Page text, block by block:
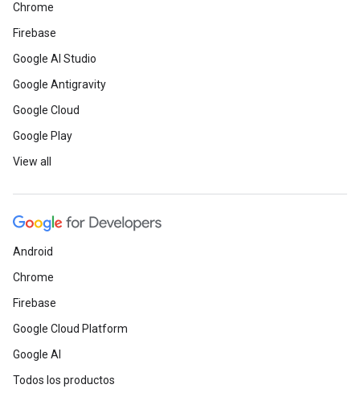
Chrome
Firebase
Google AI Studio
Google Antigravity
Google Cloud
Google Play
View all
Android
Chrome
Firebase
Google Cloud Platform
Google AI
Todos los productos